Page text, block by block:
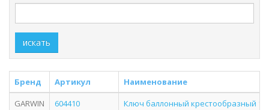
искать
Бренд Артикул
Наименование
GARWIN
604410
Ключ баллонный крестообразный 17,